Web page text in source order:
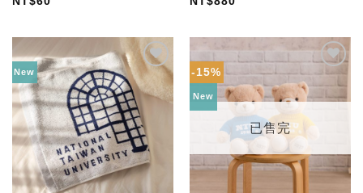
New
望輕
-15%
New
「願
望輕
已售完